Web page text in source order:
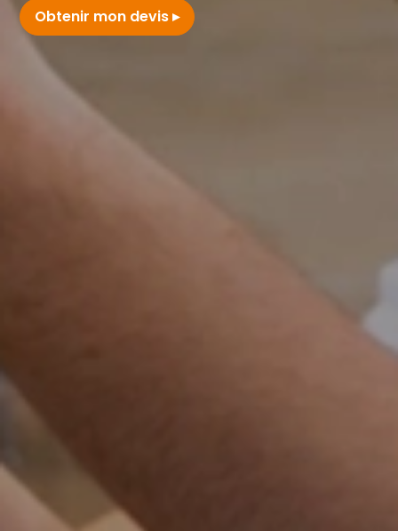
Obtenir mon devis